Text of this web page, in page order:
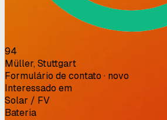
94
Müller, Stuttgart
Formulário de contato · novo
Interessado em
Solar / FV
Bateria